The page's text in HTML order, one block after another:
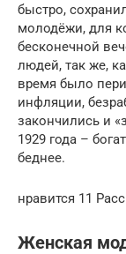
быстро,
молодёжи, для
бесконечной
людей, так же,
время было
инфляции,
закончились и
1929 года –
беднее.
нравится 11
Женская